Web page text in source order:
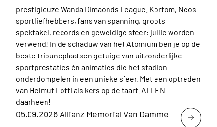
prestigieuze Wanda Dimaonds League. Kortom, Neos-
sportliefhebbers, fans van spanning, groots
spektakel, records en geweldige sfeer: jullie worden
verwend! In de schaduw van het Atomium ben je op de
beste tribuneplaatsen getuige van uitzonderlijke
sportprestaties én animaties die het stadion
onderdompelen in een unieke sfeer. Met een optreden
van Helmut Lotti als kers op de taart. ALLEN
daarheen!
05.09.2026 Allianz Memorial Van Damme